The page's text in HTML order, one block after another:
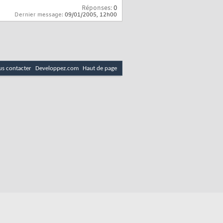
Réponses:0
Dernier message: 09/01/2005, 12h00
contacter Developpez.com Haut de page